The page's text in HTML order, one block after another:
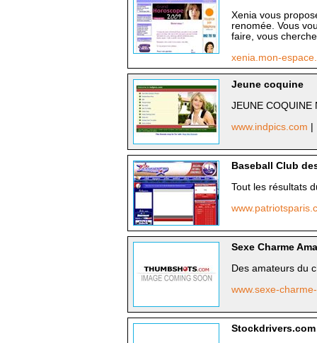
Xenia vous
renomée. Vous
faire, vous
xenia.mon-
Jeune coquine
JEUNE COQUINE
www.indpics.com
Baseball Club
Tout les résultats
Sexe Charme
Des amateurs du
www.sexe-
Stockdrivers.com